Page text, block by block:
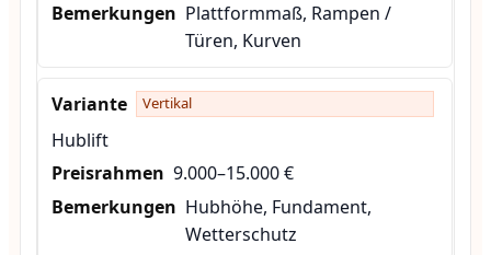
Plattformmaß, Rampen /
Türen, Kurven
Vertikal
Hublift
9.000–15.000 €
Hubhöhe, Fundament,
Wetterschutz